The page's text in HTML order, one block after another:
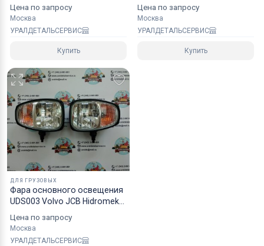
Цена по запросу
Москва
УРАЛДЕТАЛЬСЕРВИС
Купить
Цена по запросу
Москва
УРАЛДЕТАЛЬСЕРВИС
Купить
ДЛЯ ГРУЗОВЫХ
Фара основного освещения
UDS003 Volvo JCB Hidromek
Цена по запросу
Москва
УРАЛДЕТАЛЬСЕРВИС